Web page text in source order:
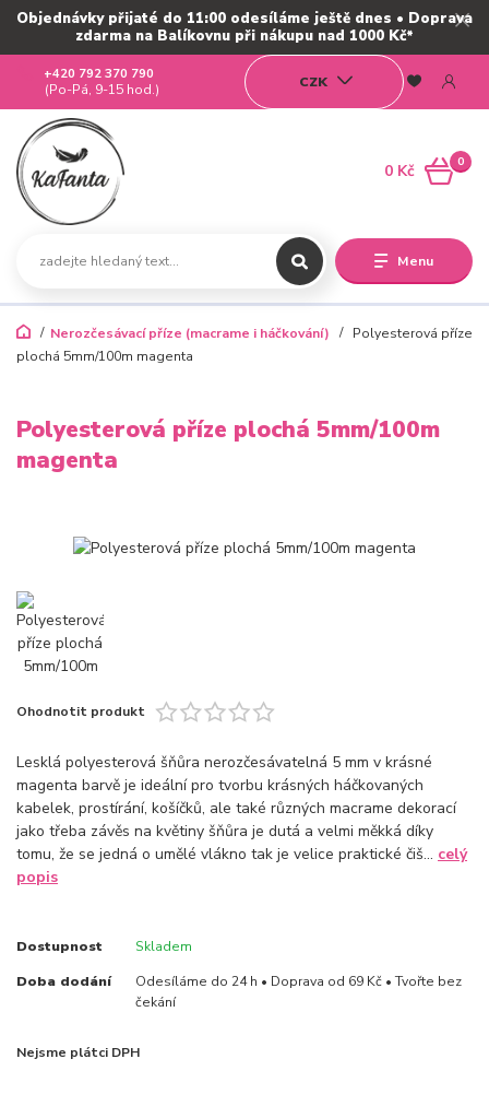
Objednávky přijaté do 11:00 odesíláme ještě dnes • Doprava
zdarma na Balíkovnu při nákupu nad 1000 Kč*
Menu
CZK
+420 792 370 790
(Po-Pá, 9-15 hod.)
0
0 Kč
Nerozčesávací příze (macrame i háčkování)
Polyesterová příze
plochá 5mm/100m magenta
Polyesterová příze plochá 5mm/100m
magenta
Ohodnotit produkt
Lesklá polyesterová šňůra nerozčesávatelná 5 mm v krásné
magenta barvě je ideální pro tvorbu krásných háčkovaných
kabelek, prostírání, košíčků, ale také různých macrame dekorací
jako třeba závěs na květiny šňůra je dutá a velmi měkká díky
tomu, že se jedná o umělé vlákno tak je velice praktické čiš... celý
popis
Dostupnost Skladem
Doba dodání
Odesíláme do 24 h • Doprava od 69 Kč • Tvořte bez
čekání
Nejsme plátci DPH